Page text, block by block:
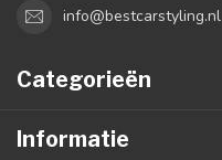
info@bestcarstyling.nl
Categorieën
Informatie